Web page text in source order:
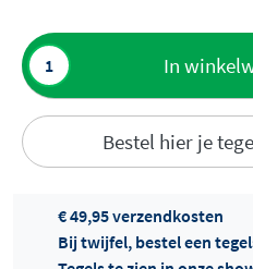
In
Bestel hier je
Toevoegen
aan offerte
€ 49,95 verzendkosten
Bij twijfel, bestel een